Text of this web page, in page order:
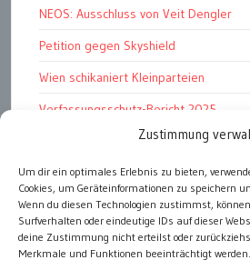
Zustimmung
Um dir ein optimales Erlebnis zu bieten,
Cookies, um Geräteinformationen zu speichern
Wenn du diesen Technologien zustimmst,
Surfverhalten oder eindeutige IDs auf dieser
deine Zustimmung nicht erteilst oder
Merkmale und Funktionen beeinträchtigt werden.
NEOS: Ausschluss von Veit Dengler
Petition gegen Skyshield
Wien schikaniert Kleinparteien
Verfassungsschutz-Bericht 2025
Ziel: endloser Krieg
110 statt 90 Mille Medienförderung
Strafen für „Integrations-Verweigerer“